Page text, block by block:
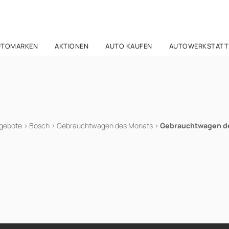
AKTIONEN AUTO KAUFEN AUTOWERKSTATT
> Bosch > Gebrauchtwagen des Monats > Gebrauchtwagen